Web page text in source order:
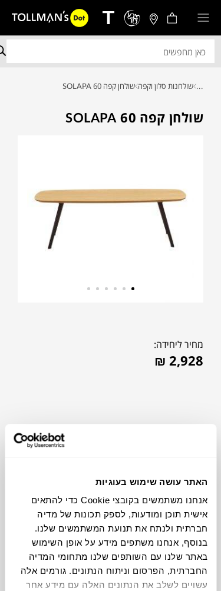
האתר עושה שימוש בעוגיות
אנחנו משתמשים בקובצי Cookie כדי להתאים
אישית תוכן ומודעות, לספק תכונות של מדיה
חברתית ולנתח את תנועת המשתמשים שלנו.
בנוסף, אנחנו משתפים מידע על אופן השימוש
באתר שלנו עם השותפים שלנו מתחומי המדיה
החברתית, הפרסום וניתוח הנתונים. גורמים אלה
עשויים לשלב את הנתונים האלה עם מידע אחר
... שולחנות סלון וקפה שולחן קפה SOLAPA 60
שולחן קפה SOLAPA 60
מחיר ליחידה:
₪ 2,928
להדמיית AI Design
תוכלו למצוא אותי ב: